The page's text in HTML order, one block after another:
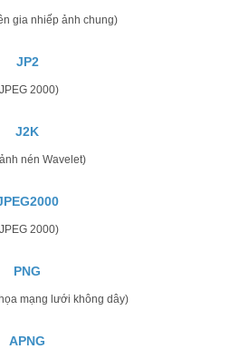
gia nhiếp ảnh chung)
JP2
2000)
J2K
nén Wavelet)
2000)
PNG
mạng lưới không dây)
APNG